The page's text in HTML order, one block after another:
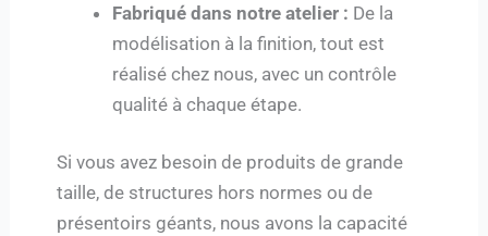
Fabriqué dans notre atelier : De la
modélisation à la finition, tout est
réalisé chez nous, avec un contrôle
qualité à chaque étape.
Si vous avez besoin de produits de grande
taille, de structures hors normes ou de
présentoirs géants, nous avons la capacité